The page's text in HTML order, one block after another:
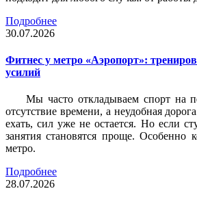
Подробнее
30.07.2026
Фитнес у метро «Аэропорт»:
усилий
Мы часто откладываем спорт на
отсутствие времени, а неудобная
ехать, сил уже не остается. Но если
занятия становятся проще. Особенно
метро.
Подробнее
28.07.2026